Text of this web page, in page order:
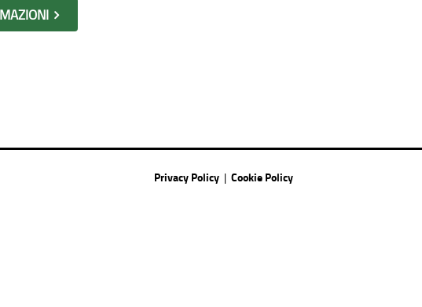
Privacy Policy | Cookie Policy